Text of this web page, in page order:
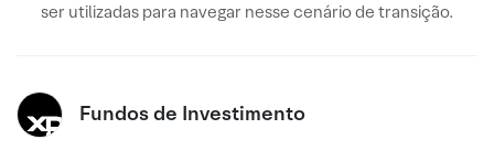
ser utilizadas para navegar nesse cenário de transição.
Fundos de Investimento